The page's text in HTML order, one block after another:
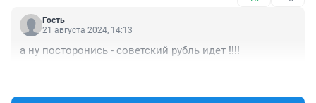
Гость
21 августа 2024, 14:13
а ну посторонись - советский рубль идет !!!!